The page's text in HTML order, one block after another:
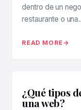
dentro de un
restaurante o
READ MORE
¿Qué tipos
una web?